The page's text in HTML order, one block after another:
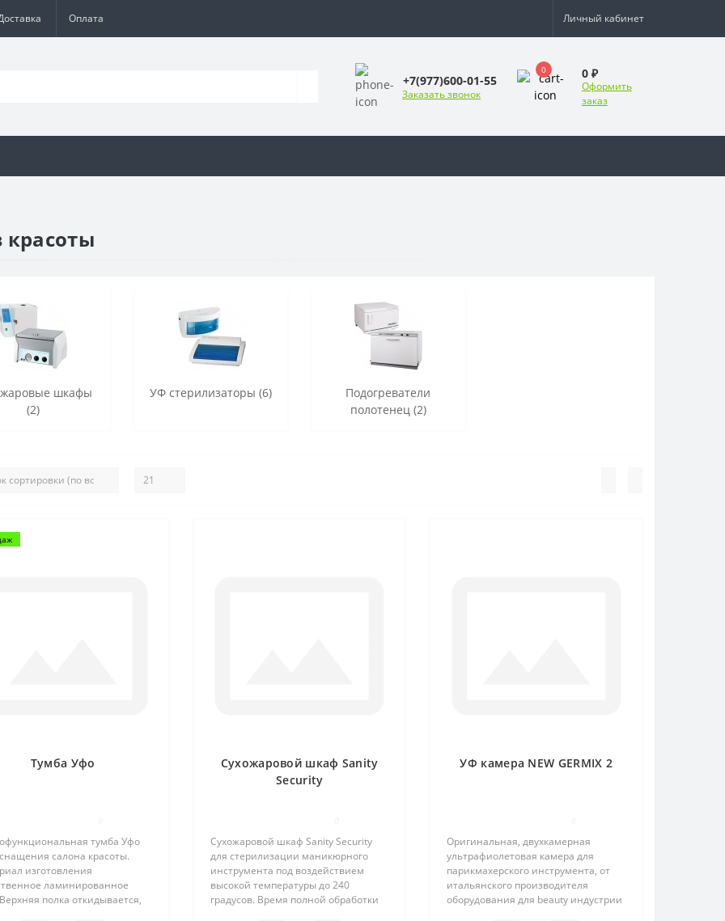
Оплата Личный кабинет
+7(977)600-01-55
Заказать звонок
0 0 ₽
Оформить
заказ
красоты
шкафы
(2)
УФ стерилизаторы (6)
Подогреватели
полотенец (2)
Тумба Уфо
тумба Уфо
салона красоты.
изготовления
ламинированное
полка откидывается,
Сухожаровой шкаф Sanity
Security
Сухожаровой шкаф Sanity Security
для стерилизации маникюрного
инструмента под воздействием
высокой температуры до 240
градусов. Время полной обработки
УФ камера NEW GERMIX 2
Оригинальная, двухкамерная
ультрафиолетовая камера для
парикмахерского инструмента, от
итальянского производителя
оборудования для beauty индустрии